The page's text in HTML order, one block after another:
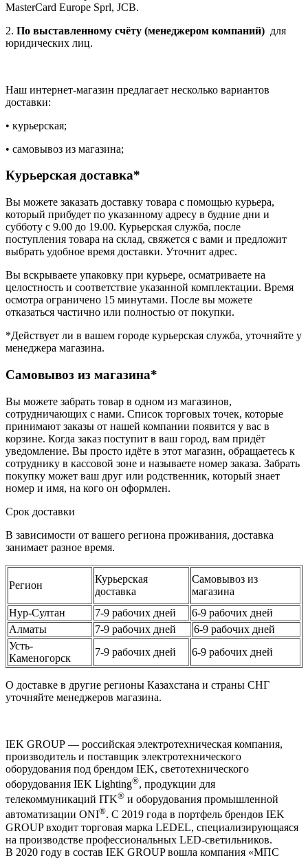
MasterCard Europe Sprl, JCB.
2. По выставленному счёту (менеджером компаний) для
юридических лиц.
Наш интернет-магазин предлагает несколько вариантов
доставки:
• курьерская;
• самовывоз из магазина;
Курьерская доставка*
Вы можете заказать доставку товара с помощью курьера,
который прибудет по указанному адресу в будние дни и
субботу с 9.00 до 19.00. Курьерская служба, после
поступления товара на склад, свяжется с вами и предложит
выбрать удобное время доставки. Уточнит адрес.
Вы вскрываете упаковку при курьере, осматриваете на
целостность и соответствие указанной комплектации. Время
осмотра ограничено 15 минутами. После вы можете
отказаться частично или полностью от покупки.
*Действует ли в вашем городе курьерская служба, уточняйте у
менеджера магазина.
Самовывоз из магазина*
Вы можете забрать товар в одном из магазинов,
сотрудничающих с нами. Список торговых точек, которые
принимают заказы от нашей компании появится у вас в
корзине. Когда заказ поступит в ваш город, вам придёт
уведомление. Вы просто идёте в этот магазин, обращаетесь к
сотруднику в кассовой зоне и называете номер заказа. Забрать
покупку может ваш друг или родственник, который знает
номер и имя, на кого он оформлен.
Срок доставки
В зависимости от вашего региона проживания, доставка
занимает разное время.
Регион
Курьерская
доставка
Самовывоз из
магазина
Нур-Султан
7-9 рабочих дней
6-9 рабочих дней
Алматы
7-9 рабочих дней
6-9 рабочих дней
Усть-
Каменогорск
7-9 рабочих дней 6-9 рабочих дней
О доставке в другие регионы Казахстана и страны СНГ
уточняйте менеджеров магазина.
IEK GROUP — российская электротехническая компания,
производитель и поставщик электротехнического
оборудования под брендом IEK, светотехнического
оборудования IEK Lighting®, продукции для
телекоммуникаций ITK® и оборудования промышленной
автоматизации ONI®. С 2019 года в портфель брендов IEK
GROUP входит торговая марка LEDEL, специализирующаяся
на производстве профессиональных LED-светильников.
В 2020 году в состав IEK GROUP вошла компания «МПС